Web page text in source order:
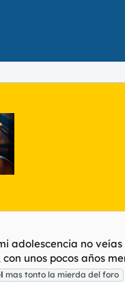
adolescencia no
unos pocos años
mas tonto la mierda del foro